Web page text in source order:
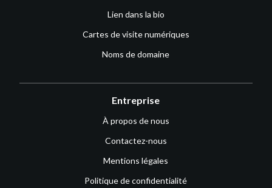
Lien dans la bio
Cartes de visite numériques
Noms de domaine
Entreprise
À propos de nous
Contactez-nous
Mentions légales
Politique de confidentialité